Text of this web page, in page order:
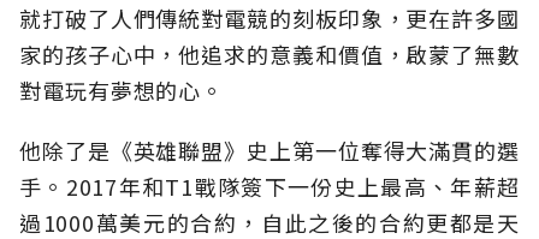
就打破了人們傳統對電競的刻板印象，更在許多國
家的孩子心中，他追求的意義和價值，啟蒙了無數
對電玩有夢想的心。
他除了是《英雄聯盟》史上第一位奪得大滿貫的選
手。2017年和T1戰隊簽下一份史上最高、年薪超
過1000萬美元的合約，自此之後的合約更都是天